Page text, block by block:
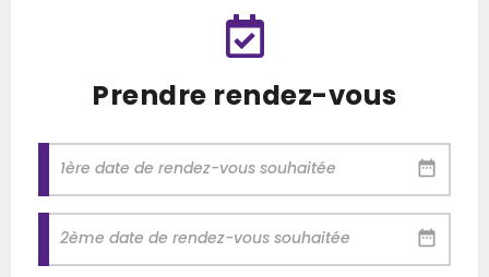
Prendre rendez-vous
1ère date de rendez-vous souhaitée
2ème date de rendez-vous souhaitée